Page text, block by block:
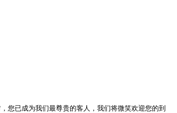
您已成为我们最尊贵的客人，我们将微笑欢迎您的到